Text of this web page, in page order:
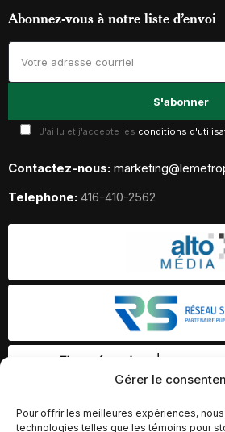
Gérer le
Pour offrir les meilleures expériences,
technologies telles que les témoins pour
Abonnez-vous à notre liste d’envoi
J'ai lu et j'accepte les conditions
Contactez-nous:
Telephone: 416-410-2562